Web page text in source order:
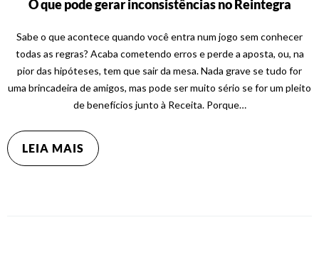
O que pode gerar inconsistências no Reintegra
Sabe o que acontece quando você entra num jogo sem conhecer
todas as regras? Acaba cometendo erros e perde a aposta, ou, na
pior das hipóteses, tem que sair da mesa. Nada grave se tudo for
uma brincadeira de amigos, mas pode ser muito sério se for um pleito
de benefícios junto à Receita. Porque…
LEIA MAIS